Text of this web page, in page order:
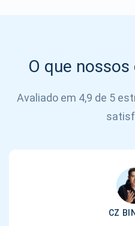
O que
Avaliado em 4,9 de 5
CZ